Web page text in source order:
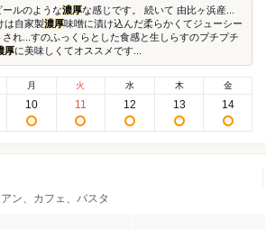
ールのような濃厚な感じです。 続いて 由比ヶ浜産...
は自家製濃厚味噌に漬け込んだ柔らかくてジューシー
れ...すのふっくらとした食感と生しらすのプチプチ
厚に美味しくてオススメです...
月
10
火
11
水
12
木
13
金
14
ン、カフェ、パスタ